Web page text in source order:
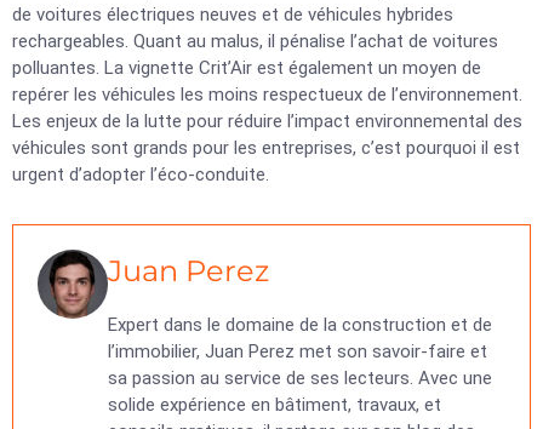
de voitures électriques neuves et de véhicules hybrides
rechargeables. Quant au malus, il pénalise l’achat de voitures
polluantes. La vignette Crit’Air est également un moyen de
repérer les véhicules les moins respectueux de l’environnement.
Les enjeux de la lutte pour réduire l’impact environnemental des
véhicules sont grands pour les entreprises, c’est pourquoi il est
urgent d’adopter l’éco-conduite.
Juan Perez
Expert dans le domaine de la construction et de
l’immobilier, Juan Perez met son savoir-faire et
sa passion au service de ses lecteurs. Avec une
solide expérience en bâtiment, travaux, et